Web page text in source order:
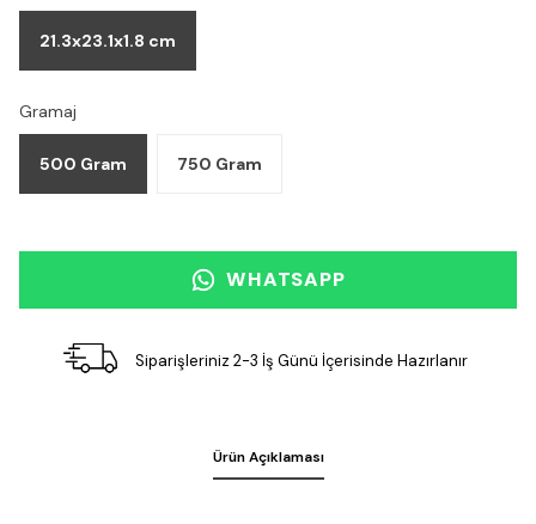
21.3x23.1x1.8 cm
Gramaj
500 Gram 750 Gram
WHATSAPP
Siparişleriniz 2-3 İş Günü İçerisinde Hazırlanır
Ürün Açıklaması